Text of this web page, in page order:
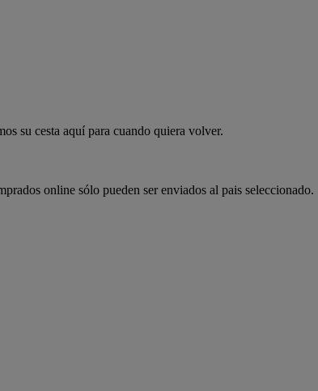
su cesta aquí para cuando quiera volver.
online sólo pueden ser enviados al pais seleccionado.